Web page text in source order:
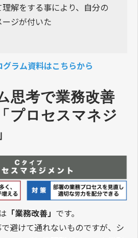
解をする事により、自分の
ジが付いた
ラム資料はこちらから
思考で業務改善
プロセスマネジ
「業務改善」 です。
避けて通れないものですが、シ